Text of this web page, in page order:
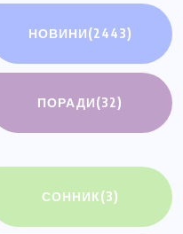
НОВИНИ(2443)
ПОРАДИ(32)
СОННИК(3)